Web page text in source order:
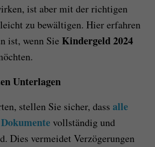
ist aber mit der richtigen
zu bewältigen. Hier erfahren
ist, wenn Sie Kindergeld 2024
Unterlagen
stellen Sie sicher, dass alle
vollständig und
Dies vermeidet Verzögerungen